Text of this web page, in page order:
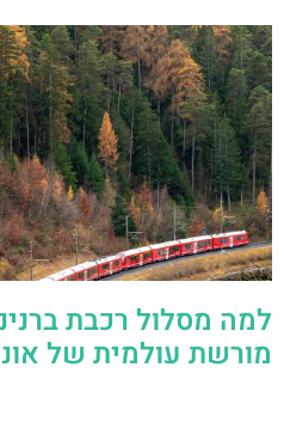
למה מסלול רכבת
מורשת עולמית של